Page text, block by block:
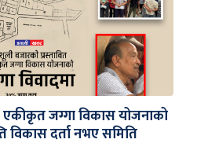
एकीकृत जग्गा विकास योजनाको
विकास दर्ता नभए समिति